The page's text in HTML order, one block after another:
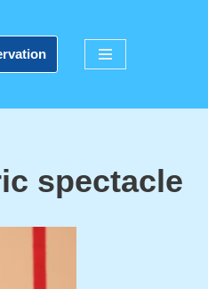
spectacle